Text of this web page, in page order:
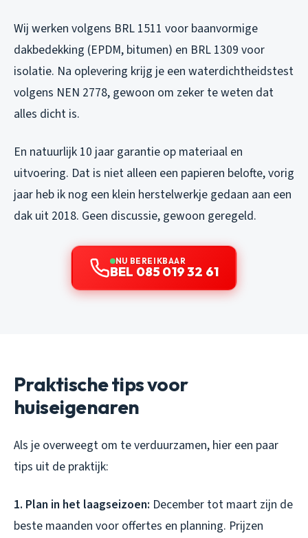
Wij werken volgens BRL 1511 voor baanvormige
dakbedekking (EPDM, bitumen) en BRL 1309 voor
isolatie. Na oplevering krijg je een waterdichtheidstest
volgens NEN 2778, gewoon om zeker te weten dat
alles dicht is.
En natuurlijk 10 jaar garantie op materiaal en
uitvoering. Dat is niet alleen een papieren belofte, vorig
jaar heb ik nog een klein herstelwerkje gedaan aan een
dak uit 2018. Geen discussie, gewoon geregeld.
NU BEREIKBAAR
BEL 085 019 32 61
Praktische tips voor
huiseigenaren
Als je overweegt om te verduurzamen, hier een paar
tips uit de praktijk:
1. Plan in het laagseizoen: December tot maart zijn de
beste maanden voor offertes en planning. Prijzen